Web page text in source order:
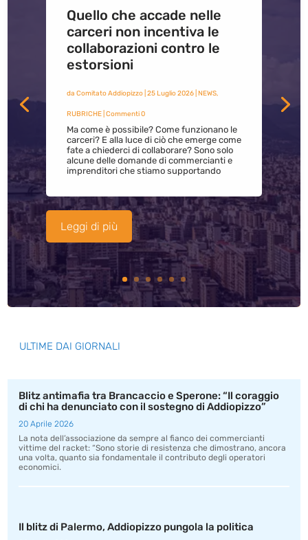
Quello che accade nelle
carceri non incentiva le
collaborazioni contro le
estorsioni
da Comitato Addiopizzo| 25 Luglio 2026| NEWS,
RUBRICHE| Commenti 0
Ma come è possibile? Come funzionano le
carceri? E alla luce di ciò che emerge come
fate a chiederci di collaborare? Sono solo
alcune delle domande di commercianti e
imprenditori che stiamo supportando
Leggi di più
ULTIME DAI GIORNALI
Blitz antimafia tra Brancaccio e Sperone: “Il coraggio
di chi ha denunciato con il sostegno di Addiopizzo”
20 Aprile 2026
La nota dell’associazione da sempre al fianco dei commercianti
vittime del racket: “Sono storie di resistenza che dimostrano, ancora
una volta, quanto sia fondamentale il contributo degli operatori
economici.
Il blitz di Palermo, Addiopizzo pungola la politica